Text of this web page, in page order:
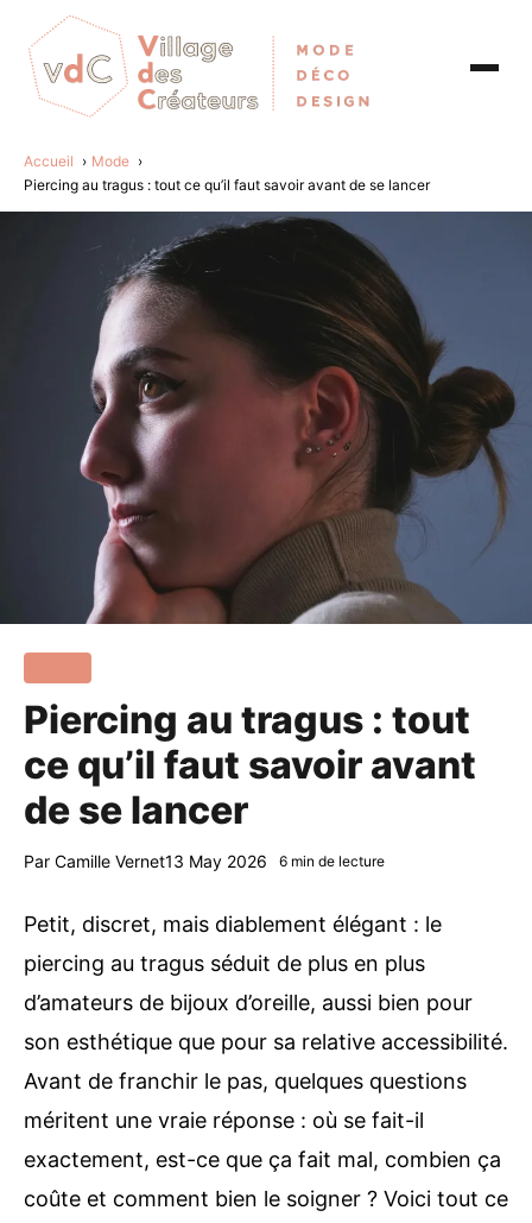
Accueil
Mode
Piercing au tragus : tout ce qu’il faut savoir avant de se lancer
Piercing au tragus : tout
ce qu’il faut savoir avant
de se lancer
Par Camille Vernet13 May 2026 6 min de lecture
Petit, discret, mais diablement élégant : le
piercing au tragus séduit de plus en plus
d’amateurs de bijoux d’oreille, aussi bien pour
son esthétique que pour sa relative accessibilité.
Avant de franchir le pas, quelques questions
méritent une vraie réponse : où se fait-il
exactement, est-ce que ça fait mal, combien ça
coûte et comment bien le soigner ? Voici tout ce